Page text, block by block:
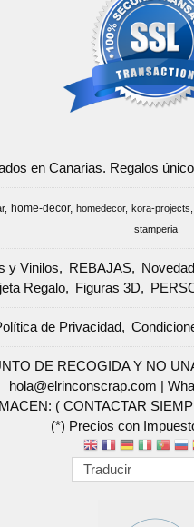
en Canarias. Regalos
home-decor homedecor kora-projects
stamperia
y Vinilos REBAJAS
Regalo Figuras 3D
de Privacidad
DE RECOGIDA Y NO
hola@elrinconscrap.com |
( CONTACTAR
(*) Precios con